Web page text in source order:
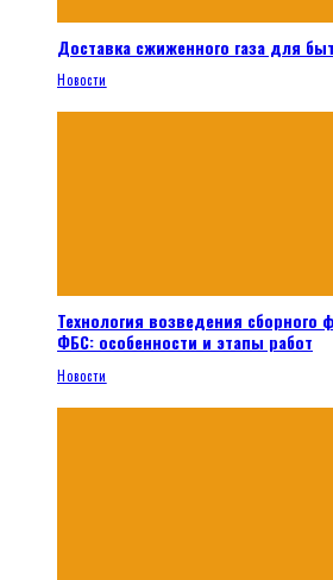
Доставка сжиженного газа для
Новости
Технология возведения сборного
ФБС: особенности и этапы работ
Новости